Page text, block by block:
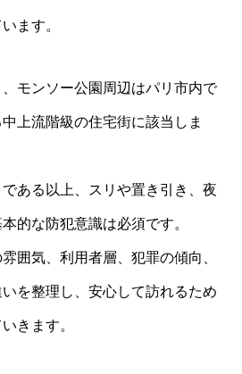
ます。
モンソー公園周辺はパリ市内で
上流階級の住宅街に該当しま
ある以上、スリや置き引き、夜
的な防犯意識は必須です。
囲気、利用者層、犯罪の傾向、
を整理し、安心して訪れるため
きます。